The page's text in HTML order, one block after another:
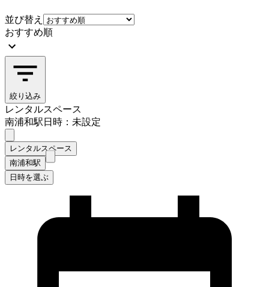
並び替え
おすすめ順
絞り込み
レンタルスペース
南浦和駅日時：未設定
レンタルスペース
南浦和駅
日時を選ぶ